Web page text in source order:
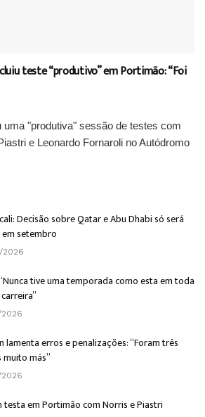
teste “produtivo” em Portimão: “Foi
uma "produtiva" sessão de testes com
e Leonardo Fornaroli no Autódromo
Decisão sobre Qatar e Abu Dhabi só será
setembro
2026
tive uma temporada como esta em toda
lamenta erros e penalizações: “Foram três
más”
testa em Portimão com Norris e Piastri